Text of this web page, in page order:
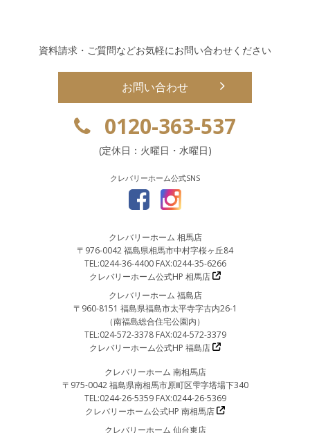
資料請求・ご質問などお気軽にお問い合わせください
お問い合わせ
0120-363-537
(定休日：火曜日・水曜日)
クレバリーホーム公式SNS
クレバリーホーム 相馬店
〒976-0042 福島県相馬市中村字桜ヶ丘84
TEL:0244-36-4400 FAX:0244-35-6266
クレバリーホーム公式HP 相馬店
クレバリーホーム 福島店
〒960-8151 福島県福島市太平寺字古内26-1
（南福島総合住宅公園内）
TEL:024-572-3378 FAX:024-572-3379
クレバリーホーム公式HP 福島店
クレバリーホーム 南相馬店
〒975-0042 福島県南相馬市原町区雫字塔場下340
TEL:0244-26-5359 FAX:0244-26-5369
クレバリーホーム公式HP 南相馬店
クレバリーホーム 仙台東店